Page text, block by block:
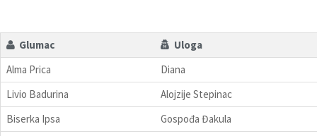
Glumac
Uloga
Alma Prica
Diana
Livio Badurina
Alojzije Stepinac
Biserka Ipsa
Gospođa Đakula